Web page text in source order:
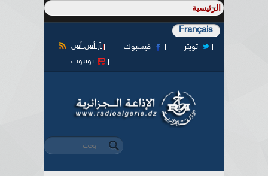
Français
آر أس أس فيسبوك
تويتر
يوتيوب
استمارة البحث
‏بحث ‏